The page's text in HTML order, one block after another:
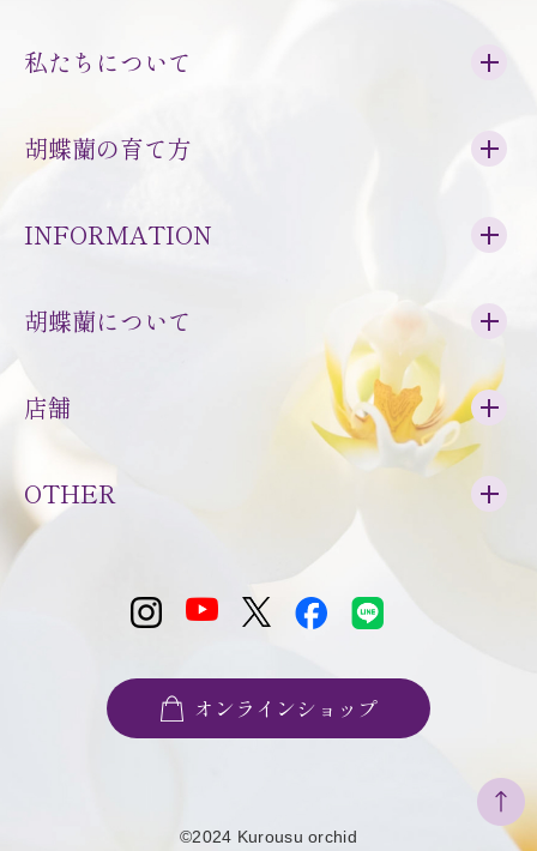
私たちについて
胡蝶蘭の育て方
INFORMATION
胡蝶蘭について
店舗
OTHER
オンラインショップ
©2024 Kurousu orchid